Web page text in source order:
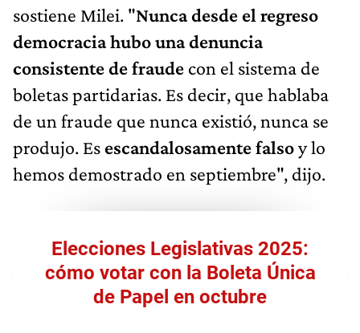
sostiene Milei. "Nunca desde el regreso
democracia hubo una denuncia
consistente de fraude con el sistema de
boletas partidarias. Es decir, que hablaba
de un fraude que nunca existió, nunca se
produjo. Es escandalosamente falsoy lo
hemos demostrado en septiembre", dijo.
Elecciones Legislativas 2025:
cómo votar con la Boleta Única
de Papel en octubre